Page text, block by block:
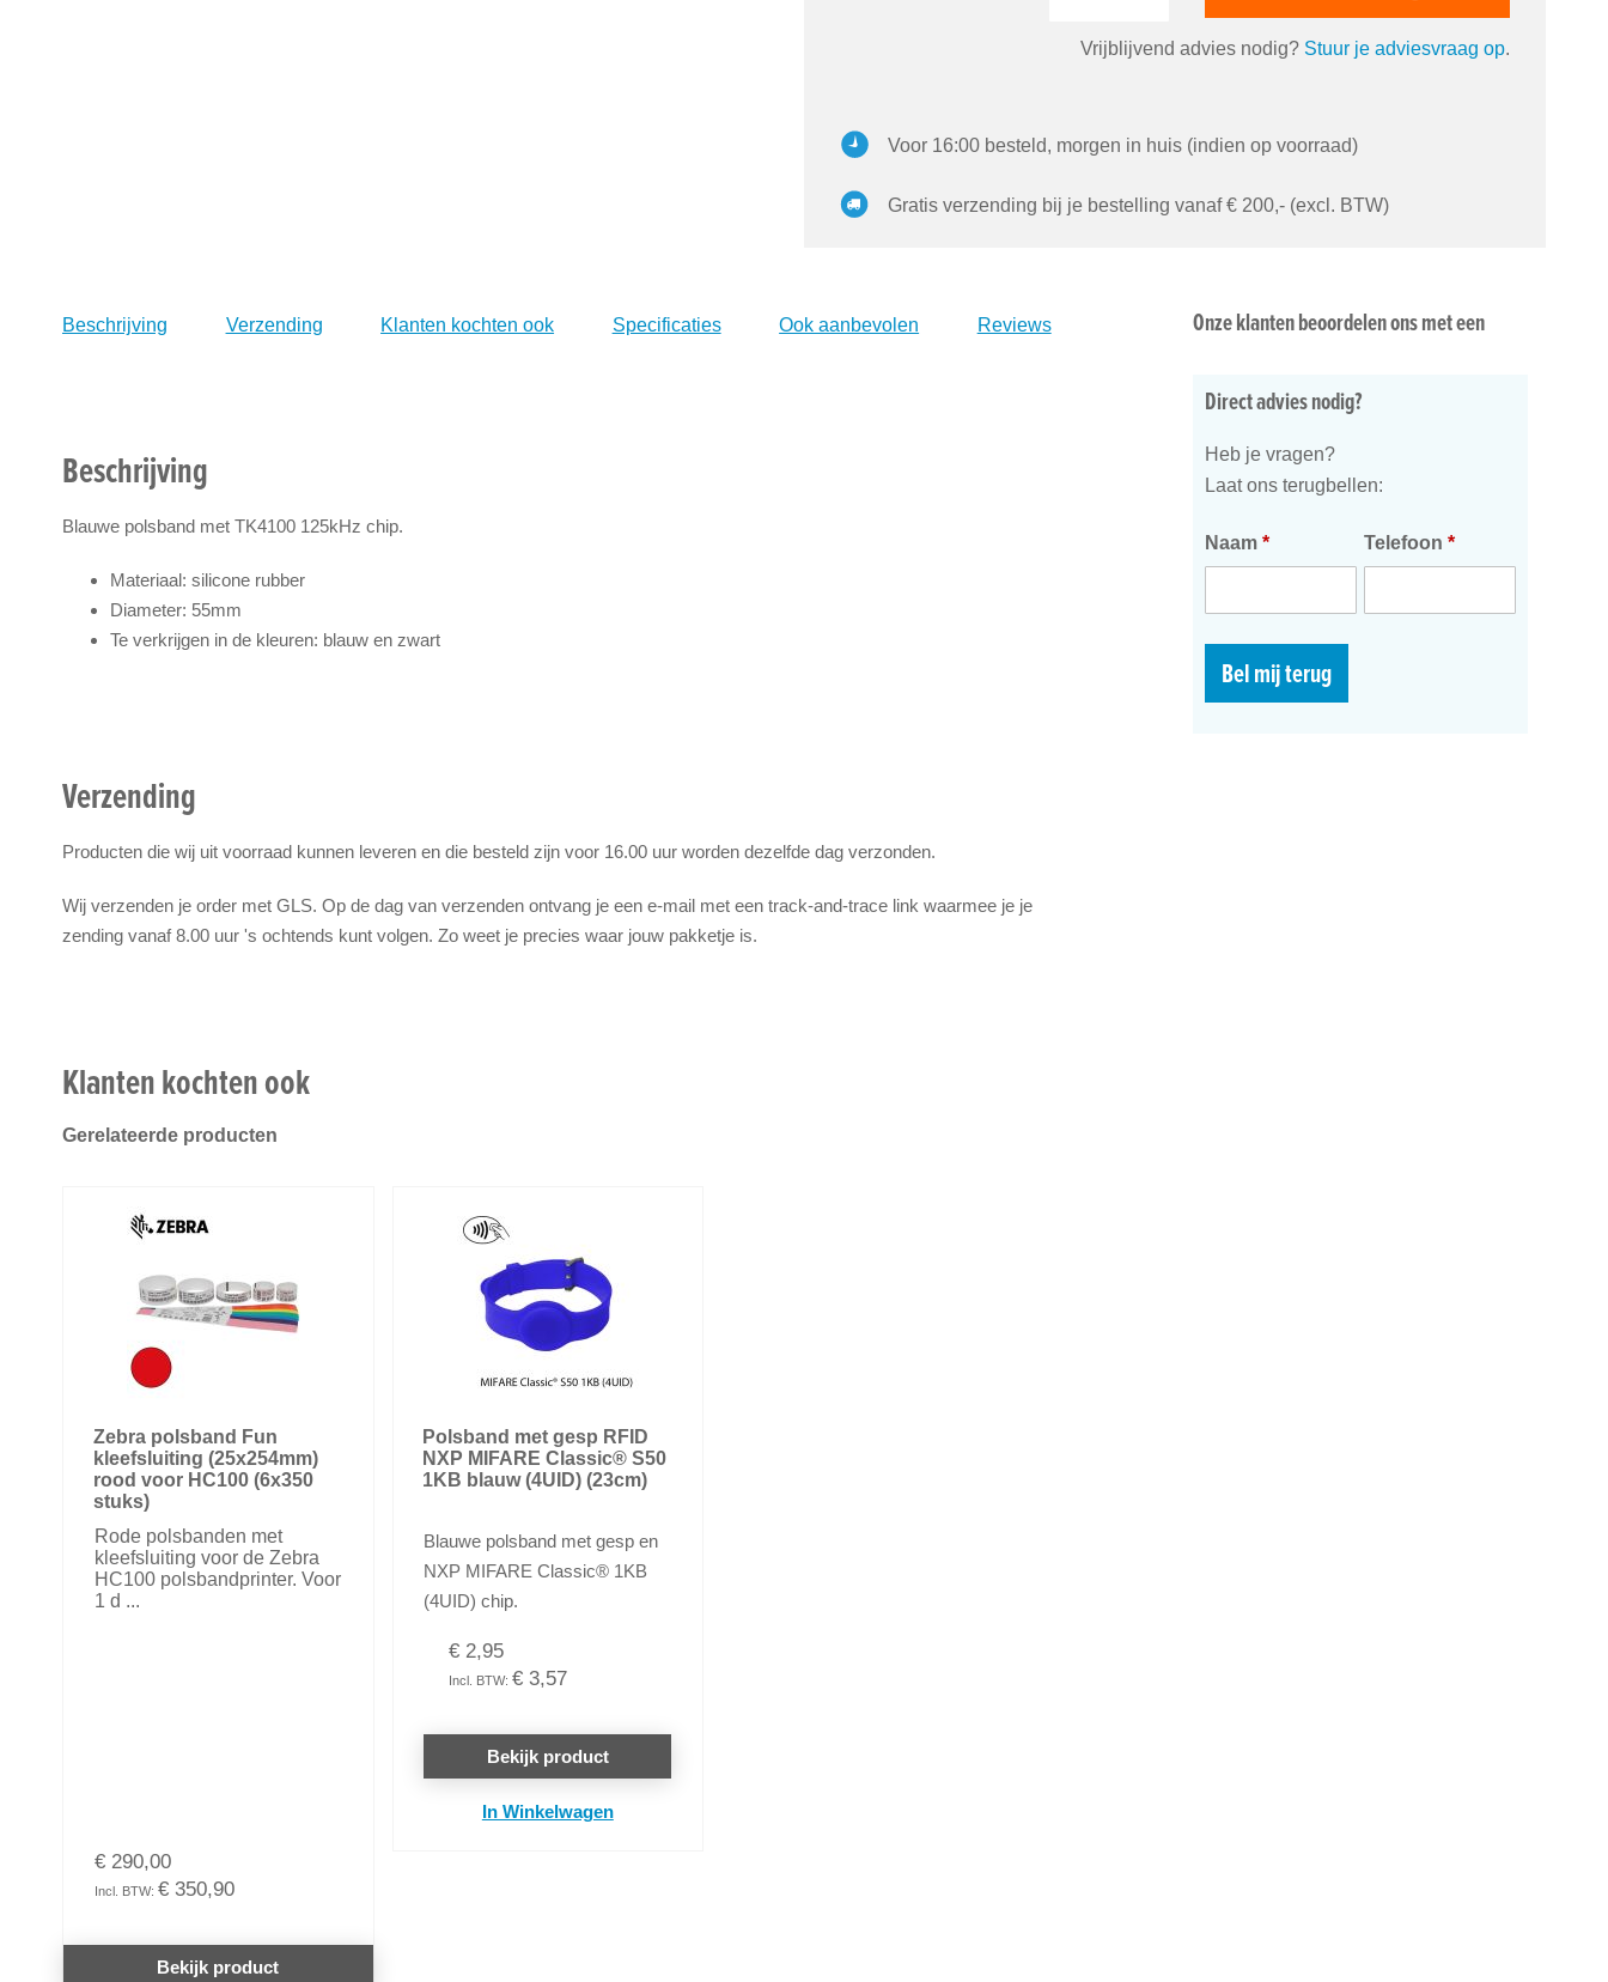
Vrijblijvend advies nodig? Stuur je adviesvraag op.
Voor 16:00 besteld, morgen in huis (indien op voorraad)
Gratis verzending bij je bestelling vanaf € 200,- (excl. BTW)
Beschrijving Verzending Klanten kochten ook Specificaties Ook aanbevolen Reviews
Beschrijving
Blauwe polsband met TK4100 125kHz chip.
Materiaal: silicone rubber
Diameter: 55mm
Te verkrijgen in de kleuren: blauw en zwart
Verzending
Producten die wij uit voorraad kunnen leveren en die besteld zijn voor 16.00 uur worden dezelfde dag verzonden.
Wij verzenden je order met GLS. Op de dag van verzenden ontvang je een e-mail met een track-and-trace link waarmee je je
zending vanaf 8.00 uur 's ochtends kunt volgen. Zo weet je precies waar jouw pakketje is.
Klanten kochten ook
Gerelateerde producten
Zebra polsband Fun
kleefsluiting (25x254mm)
rood voor HC100 (6x350
stuks)
Rode polsbanden met
kleefsluiting voor de Zebra
HC100 polsbandprinter. Voor
1 d ...
€ 290,00
€ 350,90
Bekijk product
Polsband met gesp RFID
NXP MIFARE Classic® S50
1KB blauw (4UID) (23cm)
Blauwe polsband met gesp en
NXP MIFARE Classic® 1KB
(4UID) chip.
€ 2,95
€ 3,57
Bekijk product
In Winkelwagen
Onze klanten beoordelen ons met een
Direct advies nodig?
Heb je vragen?
Laat ons terugbellen:
Naam * Telefoon *
Bel mij terug